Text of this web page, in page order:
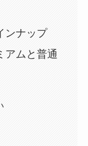
ンナップ
アムと普通